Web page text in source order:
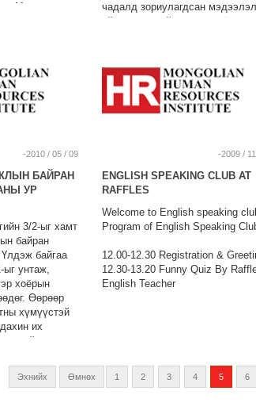
Менежер
хэв загвар
байнга л
хэлбэл
15 хором
мянга,
хэмнэх
чадалд зориулагдсан мэдээлэл
үйлдвэрлэлийн нэр томъёо юм.
хүмүүстэй харилцаж байгаа
үйлчлүүлэгчдийнхээ талаар
мэдээллийн сан байгуулж болох
үйлчлүүлэгчийн хэрэгцээг
захиалгатай тохируулах,
үйлчилгээний шаардлагуудыг
үйлчлүүлэгчид сануулах, өөр
ямар бүтээгдэхүүн худалдан авч
болохыг үйлчлүүлэгчид
болон бусад олон боломжийг
өөрийн компанидаа бүрдүүлэх
боломжтой болох юм.
-2010 / 05 / 09
БАЙРАН
УР
3/2-ыг хамт
байран
Үлдэж байгаа
ыг унтаж,
хоёрын
Өөрөөр
хүмүүстэй
их
байдаг
чухал
-2009 /
ENGLISH SPEAKING CLUB AT
RAFFLES
Welcome to English speaking
Program of English Speaking
12.00-12.30 Registration &
12.30-13.20 Funny Quiz By
English Teacher
Эхнийх Өмнөх 1 2 3 4 5 6